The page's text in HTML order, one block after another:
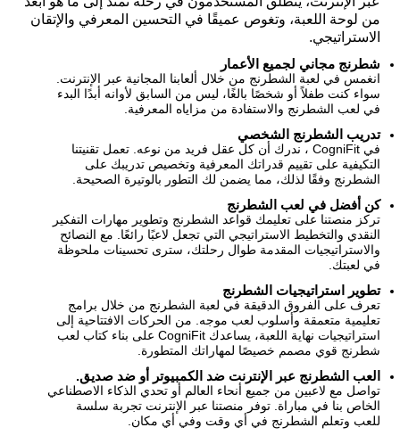
من لوحة اللعبة، وتغوص عميقًا في التحسين المعرفي والإتقان
الاستراتيجي.
شطرنج مجاني لجميع الأعمار
انغمس في لعبة الشطرنج من خلال ألعابنا المجانية عبر الإنترنت.
سواء كنت طفلاً أو شخصًا بالغًا، ليس من السابق لأوانه أبدًا البدء
في لعب الشطرنج والاستفادة من مزاياه المعرفية.
تدريب الشطرنج الشخصي
في CogniFit ، ندرك أن كل عقل فريد من نوعه. تعمل تقنيتنا
التكيفية على تقييم قدراتك المعرفية وتخصيص تدريبك على
الشطرنج وفقًا لذلك، مما يضمن لك التطور بالوتيرة الصحيحة.
كن أفضل في لعب الشطرنج
تركز منصتنا على تعليمك قواعد الشطرنج وتطوير مهارات التفكير
النقدي والتخطيط الاستراتيجي التي تجعل لاعبًا رائعًا. مع النصائح
والاستراتيجيات المقدمة طوال رحلتك، سترى تحسينات ملحوظة
في لعبتك.
تطوير استراتيجيات الشطرنج
تعرف على الفروق الدقيقة في لعبة الشطرنج من خلال برامج
تعليمية متعمقة وأسلوب لعب موجه. من الحركات الافتتاحية إلى
استراتيجيات نهاية اللعبة، يساعدك CogniFit على بناء كتاب لعب
شطرنج قوي مصمم خصيصًا لمهاراتك المتطورة.
العب الشطرنج عبر الإنترنت ضد الكمبيوتر أو ضد صديق.
تواصل مع لاعبين من جميع أنحاء العالم أو تحدي الذكاء الاصطناعي
الخاص بنا في مباراة. توفر منصتنا عبر الإنترنت تجربة سلسة
للعب وتعلم الشطرنج في أي وقت وفي أي مكان.